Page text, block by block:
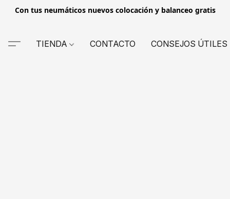
Con tus neumáticos nuevos colocación y balanceo gratis
TIENDA CONTACTO CONSEJOS ÚTILES